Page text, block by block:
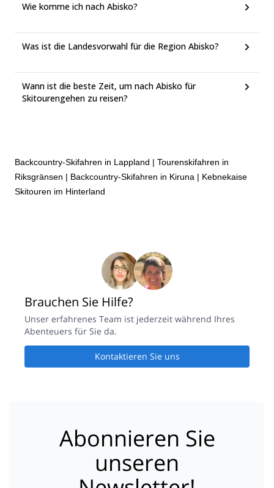
Wie komme ich nach Abisko?
Was ist die Landesvorwahl für die Region Abisko?
Wann ist die beste Zeit, um nach Abisko für
Skitourengehen zu reisen?
Backcountry-Skifahren in Lappland | Tourenskifahren in
Riksgränsen | Backcountry-Skifahren in Kiruna | Kebnekaise
Skitouren im Hinterland
Brauchen Sie Hilfe?
Unser erfahrenes Team ist jederzeit während Ihres
Abenteuers für Sie da.
Kontaktieren Sie uns
Abonnieren Sie
unseren